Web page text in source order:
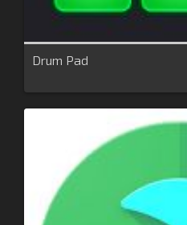
Drum Pad